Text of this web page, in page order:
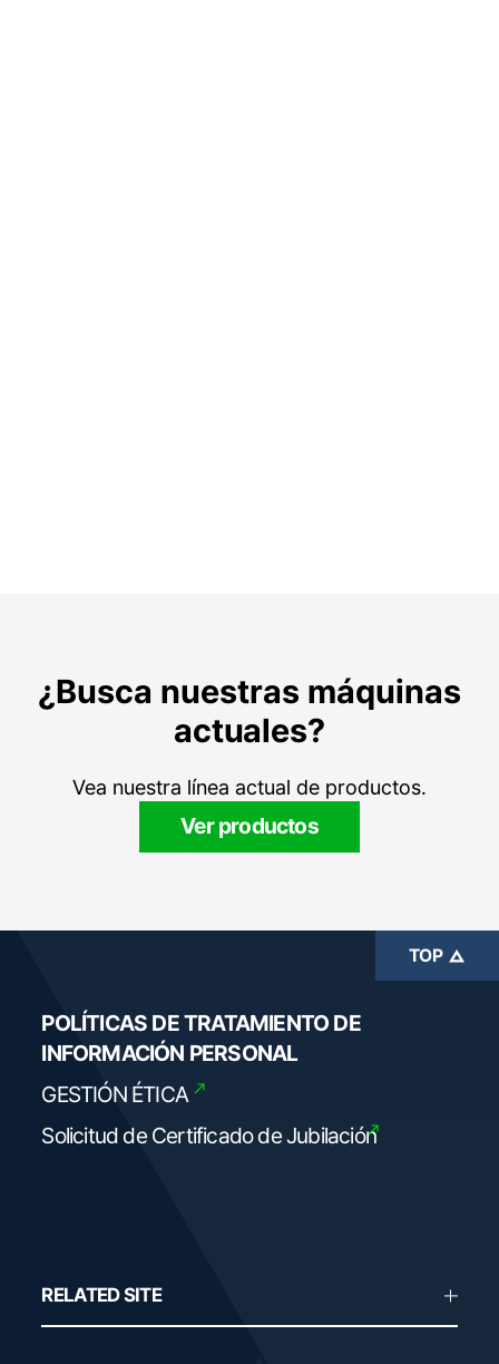
¿Busca nuestras máquinas
actuales?
Vea nuestra línea actual de productos.
Ver productos
POLÍTICAS DE TRATAMIENTO DE
INFORMACIÓN PERSONAL
GESTIÓN ÉTICA
Solicitud de Certificadode Jubilación
RELATED SITE
TOP